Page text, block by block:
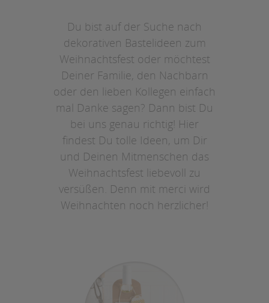
Du bist auf der Suche nach
dekorativen Bastelideen zum
Weihnachtsfest oder möchtest
Deiner Familie, den Nachbarn
oder den lieben Kollegen einfach
mal Danke sagen? Dann bist Du
bei uns genau richtig! Hier
findest Du tolle Ideen, um Dir
und Deinen Mitmenschen das
Weihnachtsfest liebevoll zu
versüßen. Denn mit merci wird
Weihnachten noch herzlicher!